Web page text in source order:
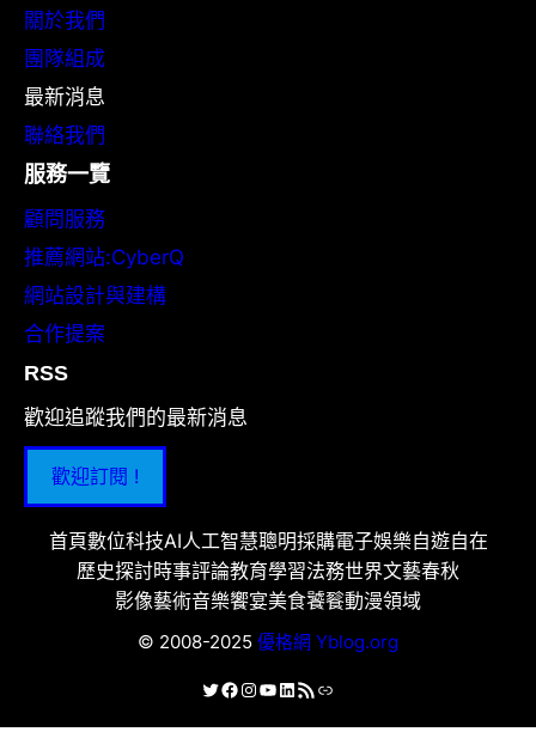
關於我們
團隊組成
最新消息
聯絡我們
服務一覽
顧問服務
推薦網站:CyberQ
網站設計與建構
合作提案
RSS
歡迎追蹤我們的最新消息
歡迎訂閱 !
首頁數位科技AI人工智慧聰明採購電子娛樂自遊自在
歷史探討時事評論教育學習法務世界文藝春秋
影像藝術音樂饗宴美食饕餮動漫領域
© 2008-2025 優格網 Yblog.org
X Facebook
Instagram
YouTube
LinkedIn
RSS 資訊提供連結